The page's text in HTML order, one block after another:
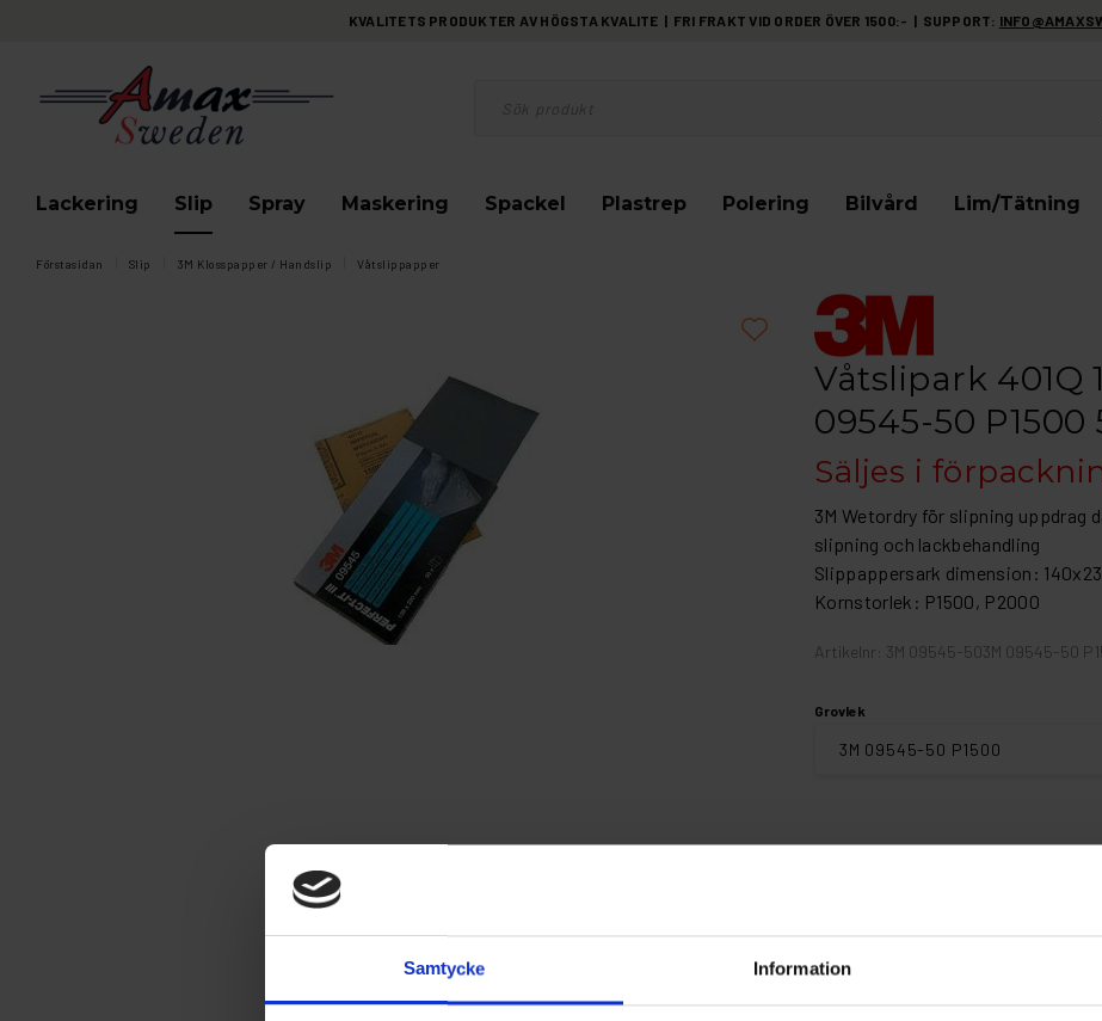
Samtycke Information
KVALITETS PRODUKTER AV HÖGSTA KVALITE | FRI FRAKT VID ORDER ÖVER 1500:- | SUPPORT:
Lackering Slip Spray Maskering Spackel Plastrep Polering Bilvård Lim/Tätning
Förstasidan Slip 3M Klosspapper / Handslip Våtslippapper
Våtslipark 401Q
09545-50 P1500
Säljes i
3M Wetordry för slipning uppdrag
slipning och lackbehandling
Slippappersark dimension:
Kornstorlek: P1500, P2000
Artikelnr: 3M 09545-503M 09545-50
Grovlek
Fri frakt över